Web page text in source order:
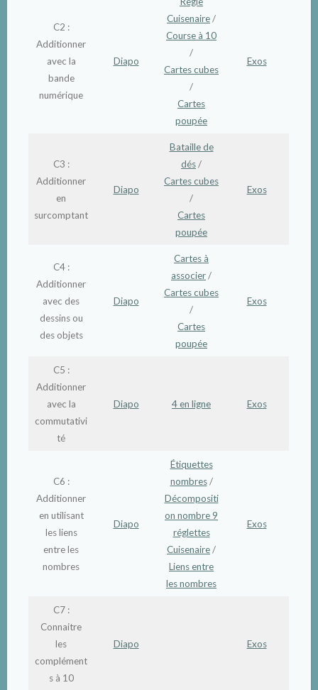
C2 :
Additionner
avec la
bande
numérique
Diapo
Cuisenaire/
Course à 10
/
Cartes cubes
/
Cartes
poupée
Exos
C3 :
Additionner
en
surcomptant
Diapo
Bataille de
dés/
Cartes cubes
/
Cartes
poupée
Exos
C4 :
Additionner
avec des
dessins ou
des objets
Diapo
Cartes à
associer/
Cartes cubes
/
Cartes
poupée
Exos
C5 :
Additionner
avec la
commutativi
té
Diapo 4 en ligne Exos
C6 :
Additionner
en utilisant
les liens
entre les
nombres
Diapo
Étiquettes
nombres/
Décompositi
on nombre 9
réglettes
Cuisenaire/
Liens entre
les nombres
Exos
C7 :
Connaitre
les
complément
s à 10
Diapo Exos